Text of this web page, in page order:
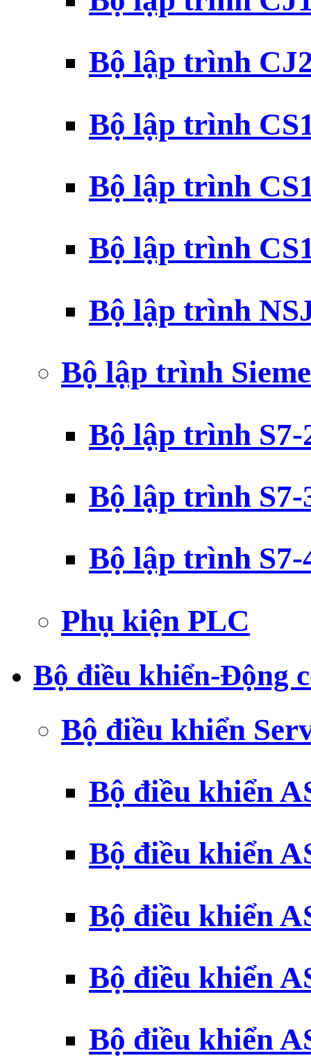
Bộ lập trình
Bộ lập trình
Bộ lập trình
Bộ lập trình
Bộ lập trình
Bộ lập trình
Bộ lập trình S7-
Bộ lập trình S7-
Bộ lập trình S7-
Phụ kiện PLC
Bộ điều khiển-Động
Bộ điều khiển
Bộ điều khiển
Bộ điều khiển
Bộ điều khiển
Bộ điều khiển
Bộ điều khiển